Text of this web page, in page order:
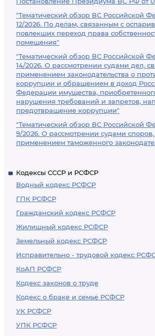
"Тематический обзор ВС Российской
12/2026. По делам, связанным с
повлекших переход права
помещения"
"Тематический обзор ВС Российской
14/2026. О рассмотрении судами дел,
применением законодательства о
коррупции и обращением в доход
Федерации имущества,
нарушения требований и запретов,
предотвращение коррупции"
"Тематический обзор ВС Российской
9/2026. О рассмотрении судами
применением таможенного
Кодексы СССР и РСФСР
Водный кодекс РСФСР
ГПК РСФСР
Гражданский кодекс РСФСР
Жилищный кодекс РСФСР
Земельный кодекс РСФСР
Исправительно - трудовой кодекс
КоАП РСФСР
Кодекс законов о труде
Кодекс о браке и семье РСФСР
УК РСФСР
УПК РСФСР